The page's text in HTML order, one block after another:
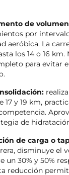
de
por
aeróbica. La
los 14 o 16
para evitar
17 y 19 km,
de
de carga o
disminuye el
un 30% y 50%
reducción